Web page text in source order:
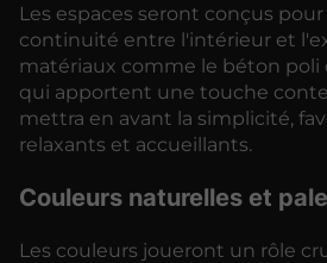
Les espaces seront conçus
continuité entre l'intérieur et
matériaux comme le béton poli
qui apportent une touche
mettra en avant la simplicité,
relaxants et accueillants.
Couleurs naturelles et
Les couleurs joueront un rôle